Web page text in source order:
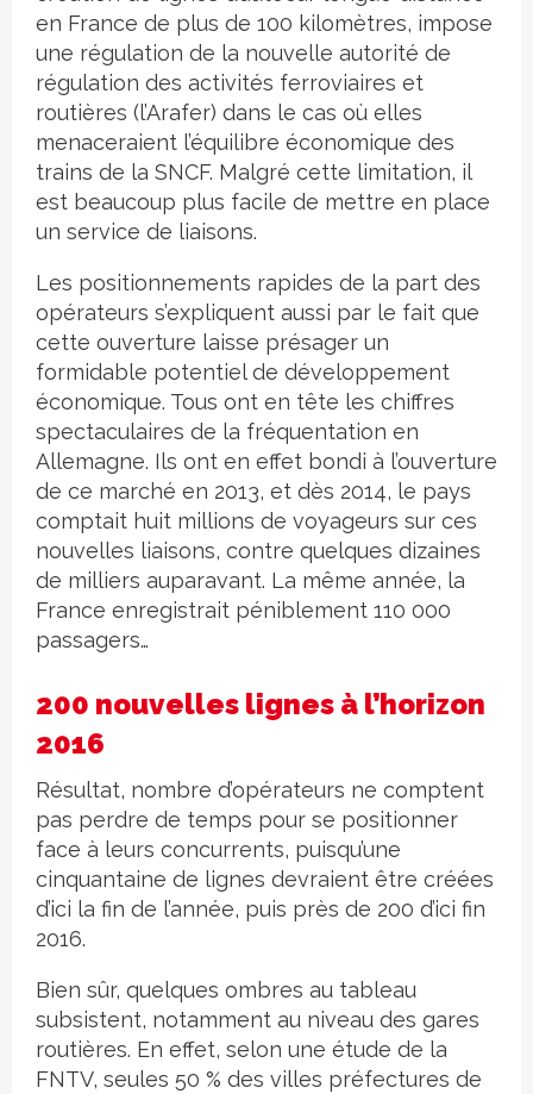
en France de plus de 100 kilomètres, impose
une régulation de la nouvelle autorité de
régulation des activités ferroviaires et
routières (l’Arafer) dans le cas où elles
menaceraient l’équilibre économique des
trains de la SNCF. Malgré cette limitation, il
est beaucoup plus facile de mettre en place
un service de liaisons.
Les positionnements rapides de la part des
opérateurs s’expliquent aussi par le fait que
cette ouverture laisse présager un
formidable potentiel de développement
économique. Tous ont en tête les chiffres
spectaculaires de la fréquentation en
Allemagne. Ils ont en effet bondi à l’ouverture
de ce marché en 2013, et dès 2014, le pays
comptait huit millions de voyageurs sur ces
nouvelles liaisons, contre quelques dizaines
de milliers auparavant. La même année, la
France enregistrait péniblement 110 000
passagers…
200 nouvelles lignes à l’horizon
2016
Résultat, nombre d’opérateurs ne comptent
pas perdre de temps pour se positionner
face à leurs concurrents, puisqu’une
cinquantaine de lignes devraient être créées
d’ici la fin de l’année, puis près de 200 d’ici fin
2016.
Bien sûr, quelques ombres au tableau
subsistent, notamment au niveau des gares
routières. En effet, selon une étude de la
FNTV, seules 50 % des villes préfectures de